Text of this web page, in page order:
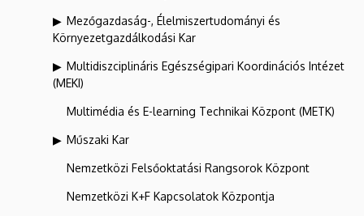
Mezőgazdaság-, Élelmiszertudományi és
Környezetgazdálkodási Kar
Multidiszciplináris Egészségipari Koordinációs Intézet
(MEKI)
Multimédia és E-learning Technikai Központ (METK)
Műszaki Kar
Nemzetközi Felsőoktatási Rangsorok Központ
Nemzetközi K+F Kapcsolatok Központja